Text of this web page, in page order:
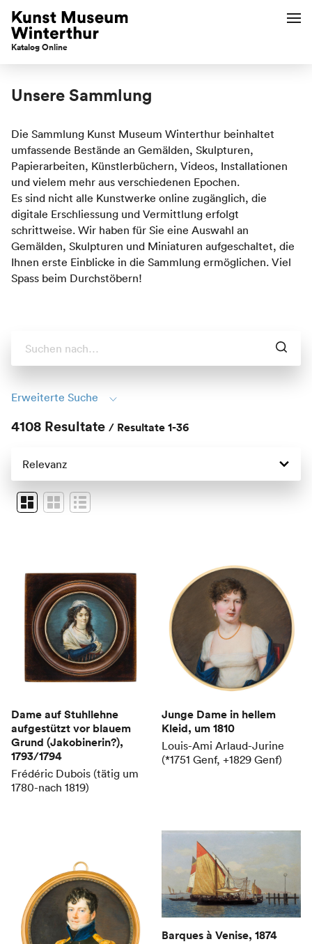
Katalog Online
Unsere Sammlung
Die Sammlung Kunst Museum Winterthur beinhaltet
umfassende Bestände an Gemälden, Skulpturen,
Papierarbeiten, Künstlerbüchern, Videos, Installationen
und vielem mehr aus verschiedenen Epochen.
Es sind nicht alle Kunstwerke online zugänglich, die
digitale Erschliessung und Vermittlung erfolgt
schrittweise. Wir haben für Sie eine Auswahl an
Gemälden, Skulpturen und Miniaturen aufgeschaltet, die
Ihnen erste Einblicke in die Sammlung ermöglichen. Viel
Spass beim Durchstöbern!
Erweiterte Suche
Kategorie
Druckgraphik
Künstlerbuch (2)
Miniatur (563)
Multiple (12)
Relief / Skulptur / Objekt
368
Video ( 4)
Zeichnung (1550)
Zeige nur
Kunstwerke mit Bildern
Zur Zeit ausgestellte Kunstwerke
4108 Resultate / Resultate 1-36
Dame auf Stuhllehne
aufgestützt vor blauem
Grund (Jakobinerin?),
1793/1794
Frédéric Dubois (tätig um
1780-nach 1819)
Junge Dame in hellem
Kleid, um 1810
Louis-Ami Arlaud-Jurine
(*1751 Genf, +1829 Genf)
Barques à Venise, 1874